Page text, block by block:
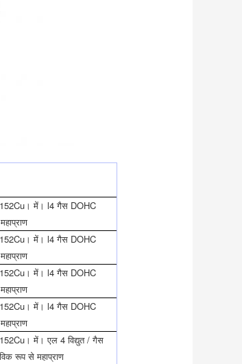
में। l4 गैस DOHC
में। l4 गैस DOHC
में। l4 गैस DOHC
में। l4 गैस DOHC
में। एल 4 विद्युत / गैस
रूप से महाप्राण